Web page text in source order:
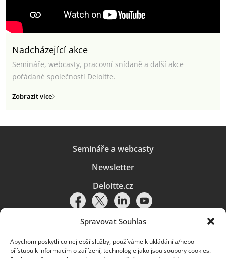
Spravovat Souhlas
Abychom poskytli co nejlepší služby, používáme k ukládání a/nebo
přístupu k informacím o zařízení, technologie jako jsou soubory cookies.
Nadcházející akce
Semináře, webcasty, pracovní snídaně a další akce
pořádané společností Deloitte.
Zobrazit více
Semináře a webcasty
Newsletter
Deloitte.cz
Pravidla používání|Ochrana osobních údajů|Soubory cookies |